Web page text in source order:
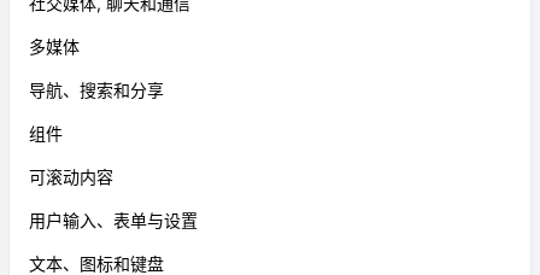
多媒体
导航、搜索和分享
组件
可滚动内容
用户输入、表单与设置
文本、图标和键盘